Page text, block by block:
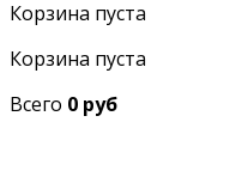
Корзина пуста
Корзина пуста
Всего 0 руб